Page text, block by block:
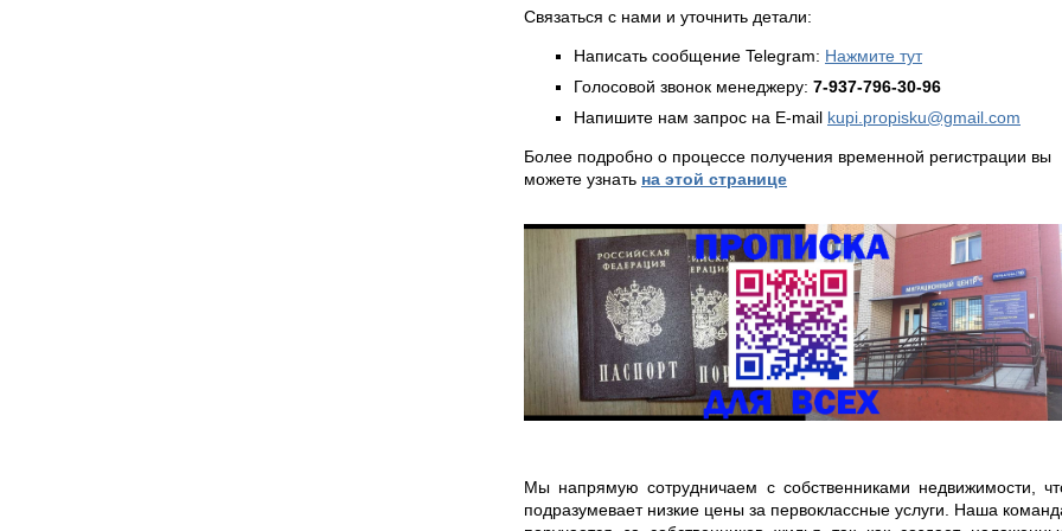
Связаться с нами и уточнить детали:
Написать сообщение Telegram: Нажмите тут
Голосовой звонок менеджеру: 7-937-796-30-96
Напишите нам запрос на E-mail kupi.propisku@gmail.com
Более подробно о процессе получения временной регистрации вы
можете узнать на этой странице
Мы напрямую сотрудничаем с собственниками недвижимости,
подразумевает низкие цены за первоклассные услуги. Наша